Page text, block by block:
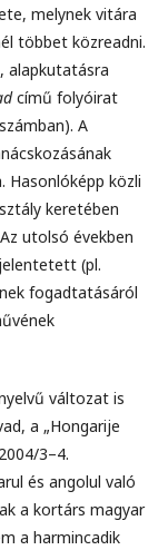
melynek vitára
többet közreadni.
alapkutatásra
című folyóirat
A
Hasonlóképp közli
keretében
utolsó években
(pl.
fogadtatásáról
változat is
a „Hongarije
2004/3–4.
és angolul való
a kortárs magyar
a harmincadik